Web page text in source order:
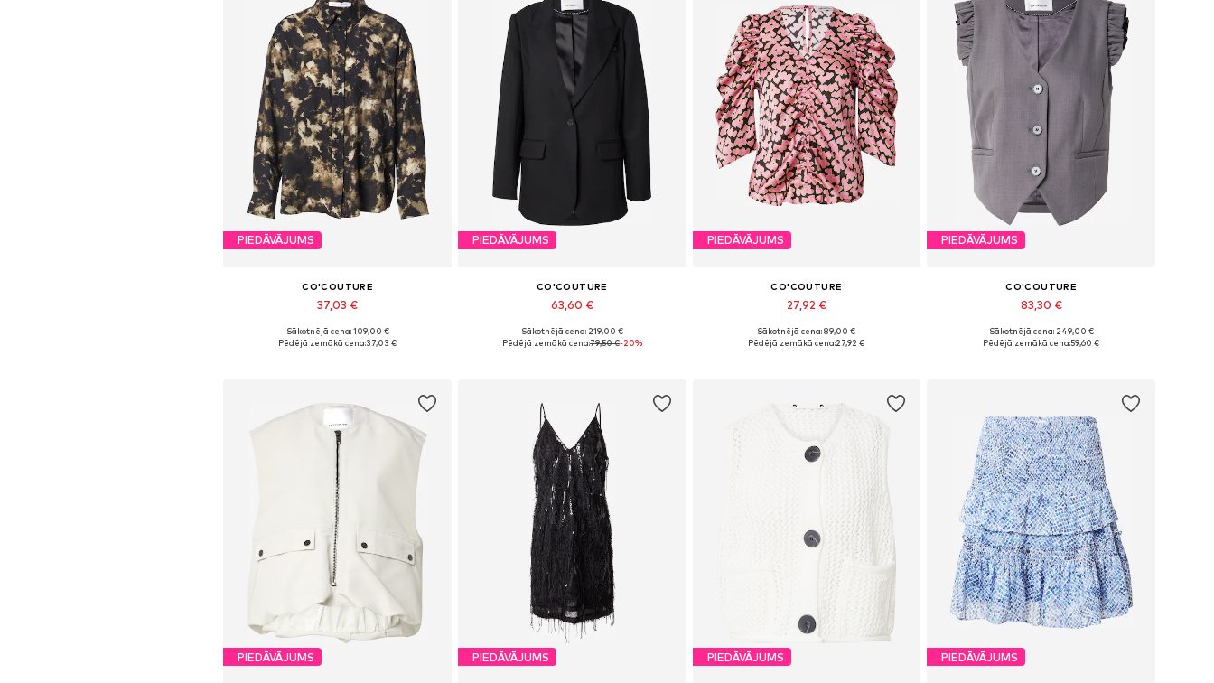
PIEDĀVĀJUMS
CO'COUTURE
37,03 €
Pieejamie izmēri: XS, S, M
Sākotnējā cena: 109,00 €
Pēdējā zemākā cena:37,03 €
PIEDĀVĀJUMS
CO'COUTURE
63,60 €
Pieejamie izmēri: 34, 36
Sākotnējā cena: 219,00 €
Pēdējā zemākā cena:79,50 €-20%
PIEDĀVĀJUMS
CO'COUTURE
27,92 €
Pieejamie izmēri: XS, S
Sākotnējā cena: 89,00 €
Pēdējā zemākā cena:27,92 €
PIEDĀVĀJUMS
CO'COUTURE
83,30 €
Pieejamie izmēri: 34
Sākotnējā cena: 249,00 €
Pēdējā zemākā cena:59,60 €
PIEDĀVĀJUMS PIEDĀVĀJUMS PIEDĀVĀJUMS PIEDĀVĀJUMS